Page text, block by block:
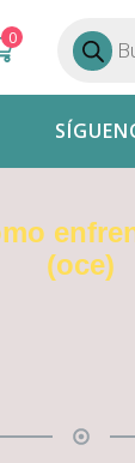
0
Búsqueda
de
productos
(oce)